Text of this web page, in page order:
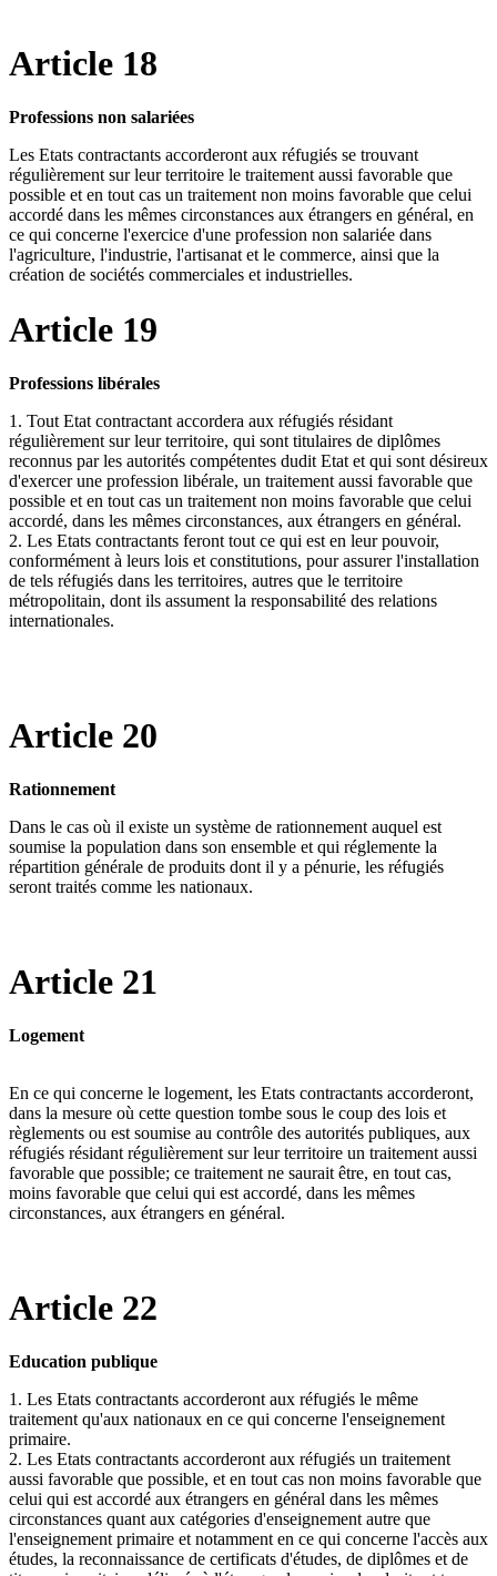
Article 18
Professions non salariées
Les Etats contractants accorderont aux réfugiés se trouvant
régulièrement sur leur territoire le traitement aussi favorable que
possible et en tout cas un traitement non moins favorable que celui
accordé dans les mêmes circonstances aux étrangers en général, en
ce qui concerne l'exercice d'une profession non salariée dans
l'agriculture, l'industrie, l'artisanat et le commerce, ainsi que la
création de sociétés commerciales et industrielles.
Article 19
Professions libérales
1. Tout Etat contractant accordera aux réfugiés résidant
régulièrement sur leur territoire, qui sont titulaires de diplômes
reconnus par les autorités compétentes dudit Etat et qui sont désireux
d'exercer une profession libérale, un traitement aussi favorable que
possible et en tout cas un traitement non moins favorable que celui
accordé, dans les mêmes circonstances, aux étrangers en général.
2. Les Etats contractants feront tout ce qui est en leur pouvoir,
conformément à leurs lois et constitutions, pour assurer l'installation
de tels réfugiés dans les territoires, autres que le territoire
métropolitain, dont ils assument la responsabilité des relations
internationales.
Article 20
Rationnement
Dans le cas où il existe un système de rationnement auquel est
soumise la population dans son ensemble et qui réglemente la
répartition générale de produits dont il y a pénurie, les réfugiés
seront traités comme les nationaux.
Article 21
Logement
En ce qui concerne le logement, les Etats contractants accorderont,
dans la mesure où cette question tombe sous le coup des lois et
règlements ou est soumise au contrôle des autorités publiques, aux
réfugiés résidant régulièrement sur leur territoire un traitement aussi
favorable que possible; ce traitement ne saurait être, en tout cas,
moins favorable que celui qui est accordé, dans les mêmes
circonstances, aux étrangers en général.
Article 22
Education publique
1. Les Etats contractants accorderont aux réfugiés le même
traitement qu'aux nationaux en ce qui concerne l'enseignement
primaire.
2. Les Etats contractants accorderont aux réfugiés un traitement
aussi favorable que possible, et en tout cas non moins favorable que
celui qui est accordé aux étrangers en général dans les mêmes
circonstances quant aux catégories d'enseignement autre que
l'enseignement primaire et notamment en ce qui concerne l'accès aux
études, la reconnaissance de certificats d'études, de diplômes et de